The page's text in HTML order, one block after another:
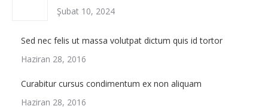
Şubat 10, 2024
Sed nec felis ut massa volutpat dictum quis id tortor
Haziran 28, 2016
Curabitur cursus condimentum ex non aliquam
Haziran 28, 2016